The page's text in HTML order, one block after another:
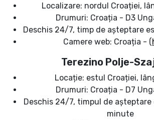
Localizare: nordul Croației,
Drumuri: Croația - D3
Deschis 24/7, timp de așteptare
Camere web: Croația - (
Terezino Polje-
Locație: estul Croației,
Drumuri: Croația - D7
Deschis 24/7, timpul de așteptare
minute